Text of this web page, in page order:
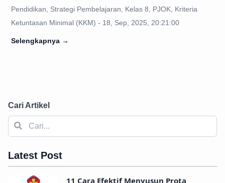
Pendidikan, Strategi Pembelajaran, Kelas 8, PJOK, Kriteria
Ketuntasan Minimal (KKM) - 18, Sep, 2025, 20:21:00
Selengkapnya →
Cari Artikel
Latest Post
11 Cara Efektif Menyusun Prota